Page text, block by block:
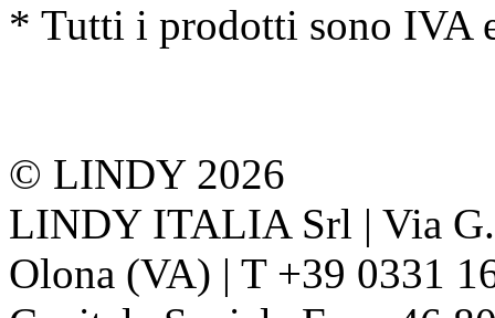
* Tutti i prodotti sono IVA
© LINDY 2026
LINDY ITALIA Srl | Via
Olona (VA) | T +39 0331